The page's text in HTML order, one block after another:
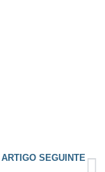
ARTIGO SEGUINTE